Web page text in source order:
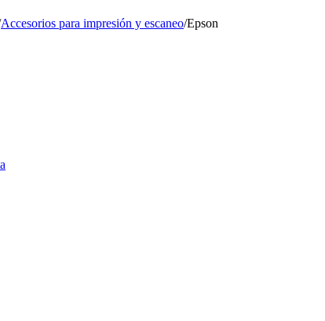
Accesorios para impresión y escaneo/Epson